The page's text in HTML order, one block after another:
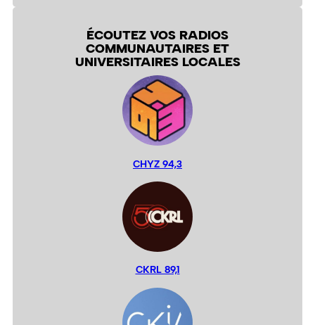
ÉCOUTEZ VOS RADIOS
COMMUNAUTAIRES ET
UNIVERSITAIRES LOCALES
CHYZ 94,3
CKRL 89,1